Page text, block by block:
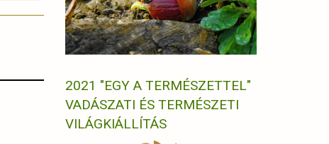
2021 "EGY A TERMÉSZETTEL"
VADÁSZATI ÉS TERMÉSZETI
VILÁGKIÁLLÍTÁS